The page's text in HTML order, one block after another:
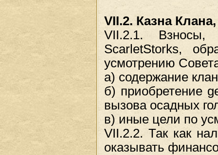
VII.2. Казна
VII.2.1. Взносы,
ScarletStorks,
усмотрению
а) содержание
б) приобретение
вызова осадных
в) иные цели по
VII.2.2. Так как
оказывать